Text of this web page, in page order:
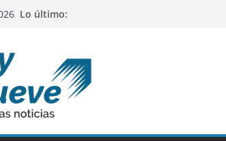
Lo último: